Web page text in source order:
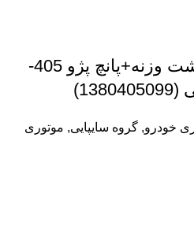
کابل کلاچ اتومات پشت وزنه+پانچ پژو 405-
خودرو, گروه سایپایی, موتوری